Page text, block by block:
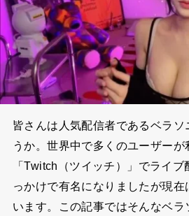
皆さんは人気配信者であるベラソ
うか。世界中で多くのユーザーが
「Twitch（ツイッチ）」でライ
っかけで有名になりましたが現
います。この記事ではそんなベ